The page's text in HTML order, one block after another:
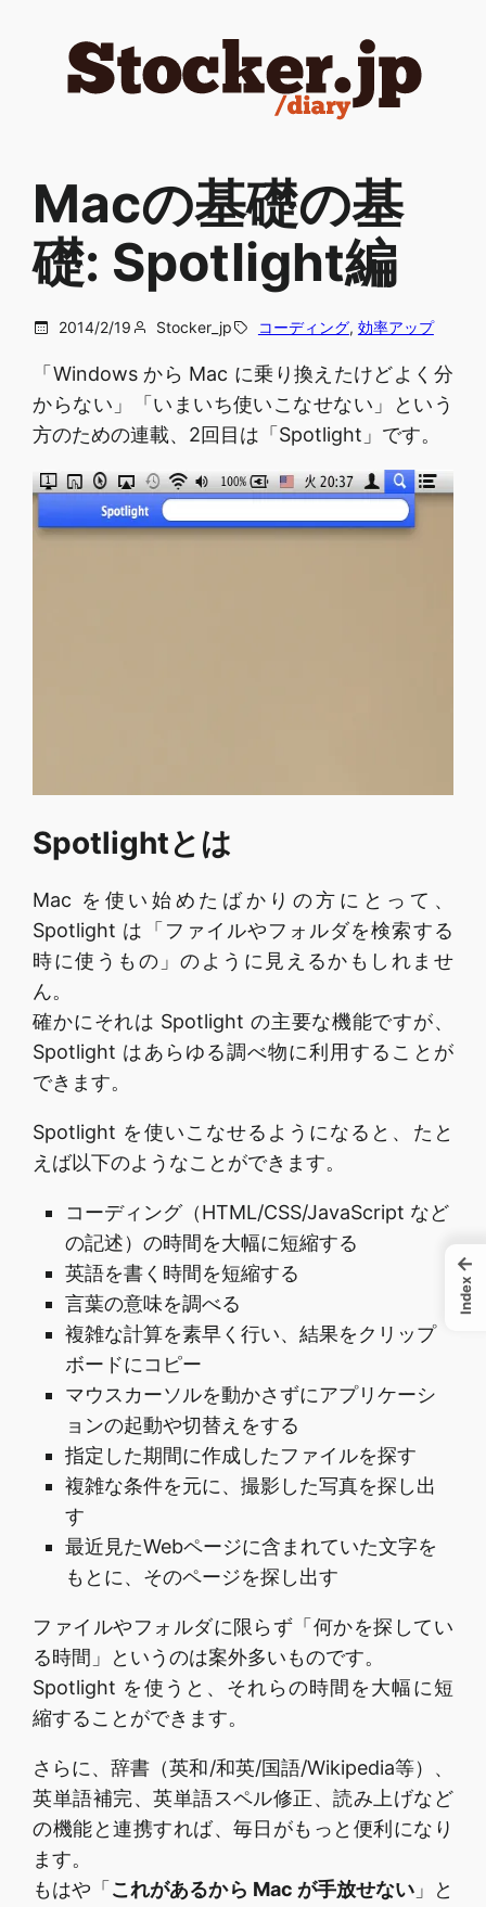
Macの基礎の基
礎: Spotlight編
2014/2/19 Stocker_jp コーディング, 効率アップ
「Windows から Mac に乗り換えたけどよく分
からない」「いまいち使いこなせない」という
方のための連載、2回目は「Spotlight」です。
Spotlightとは
Mac を使い始めたばかりの方にとって、
Spotlight は「ファイルやフォルダを検索する
時に使うもの」のように見えるかもしれませ
ん。
確かにそれは Spotlight の主要な機能ですが、
Spotlight はあらゆる調べ物に利用することが
できます。
Spotlight を使いこなせるようになると、たと
えば以下のようなことができます。
コーディング（HTML/CSS/JavaScript など
の記述）の時間を大幅に短縮する
英語を書く時間を短縮する
言葉の意味を調べる
複雑な計算を素早く行い、結果をクリップ
ボードにコピー
マウスカーソルを動かさずにアプリケーシ
ョンの起動や切替えをする
指定した期間に作成したファイルを探す
複雑な条件を元に、撮影した写真を探し出
す
最近見たWebページに含まれていた文字を
もとに、そのページを探し出す
ファイルやフォルダに限らず「何かを探してい
る時間」というのは案外多いものです。
Spotlight を使うと、それらの時間を大幅に短
縮することができます。
さらに、辞書（英和/和英/国語/Wikipedia等）、
英単語補完、英単語スペル修正、読み上げなど
の機能と連携すれば、毎日がもっと便利になり
ます。
もはや「 これがあるから Mac が手放せない」と
←
Index